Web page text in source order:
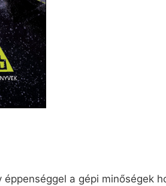
a gépi minőségek